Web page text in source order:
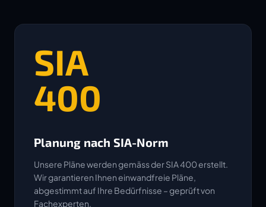
SIA
400
Planung nach SIA-Norm
Unsere Pläne werden gemäss der SIA 400 erstellt.
Wir garantieren Ihnen einwandfreie Pläne,
abgestimmt auf Ihre Bedürfnisse – geprüft von
Fachexperten.